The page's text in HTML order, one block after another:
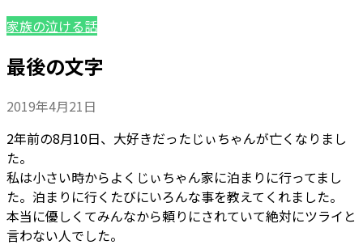
家族の泣ける話
最後の文字
2019年4月21日
2年前の8月10日、大好きだったじぃちゃんが亡くなりまし
た。
私は小さい時からよくじぃちゃん家に泊まりに行ってまし
た。泊まりに行くたびにいろんな事を教えてくれました。
本当に優しくてみんなから頼りにされていて絶対にツライと
言わない人でした。